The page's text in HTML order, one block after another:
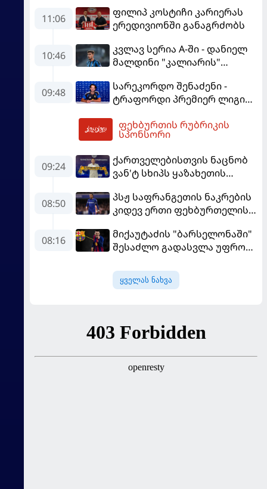
11:06
ფილიპ კოსტიჩი კარიერას
ერედივიონში განაგრძობს
10:46
კვლავ სერია A-ში - დანიელ
მალდინი "კალიარის"
09:48
სარეკორდო შენაძენი -
ტრაფორდი პრემიერ ლიგის
ფეხბურთის რუბრიკის
სპონსორი
09:24
ქართველებისთვის ნაცნობ
ვან'ტ სხიპს ყაზახეთის
08:50
პსჟ საფრანგეთის ნაკრების
კიდევ ერთი ფეხბურთელის
08:16
მიქაუტაძის "ბარსელონაში"
შესაძლო გადასვლა უფრო
ესაუბრა ქართველი
კატალონიელთა მთავარ
ყველას ნახვა